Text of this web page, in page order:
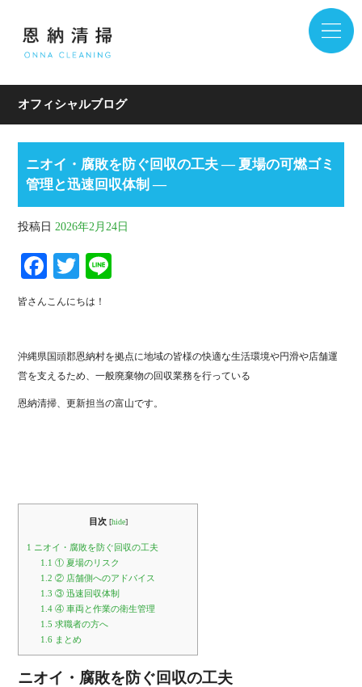
オフィシャルブログ
ニオイ・腐敗を防ぐ回収の工夫 ― 夏場の可燃ゴミ
管理と迅速回収体制 ―
投稿日 2026年2月24日
Fa
ce
ok
T
wi
r
皆さんこんにちは！
沖縄県国頭郡恩納村を拠点に地域の皆様の快適な生活環境や円滑や店舗運
営を支えるため、一般廃棄物の回収業務を行っている
恩納清掃、更新担当の富山です。
目次 [hide]
1 ニオイ・腐敗を防ぐ回収の工夫
1.1 ① 夏場のリスク
1.2 ② 店舗側へのアドバイス
1.3 ③ 迅速回収体制
1.4 ④ 車両と作業の衛生管理
1.5 求職者の方へ
1.6 まとめ
ニオイ・腐敗を防ぐ回収の工夫